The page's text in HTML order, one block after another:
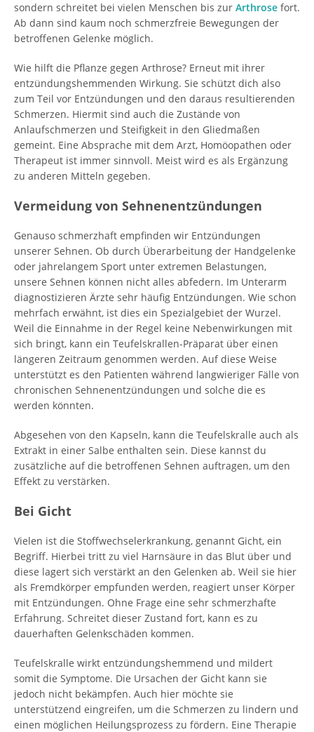
sondern schreitet bei vielen Menschen bis zur Arthrose fort.
Ab dann sind kaum noch schmerzfreie Bewegungen der
betroffenen Gelenke möglich.
Wie hilft die Pflanze gegen Arthrose? Erneut mit ihrer
entzündungshemmenden Wirkung. Sie schützt dich also
zum Teil vor Entzündungen und den daraus resultierenden
Schmerzen. Hiermit sind auch die Zustände von
Anlaufschmerzen und Steifigkeit in den Gliedmaßen
gemeint. Eine Absprache mit dem Arzt, Homöopathen oder
Therapeut ist immer sinnvoll. Meist wird es als Ergänzung
zu anderen Mitteln gegeben.
Vermeidung von Sehnenentzündungen
Genauso schmerzhaft empfinden wir Entzündungen
unserer Sehnen. Ob durch Überarbeitung der Handgelenke
oder jahrelangem Sport unter extremen Belastungen,
unsere Sehnen können nicht alles abfedern. Im Unterarm
diagnostizieren Ärzte sehr häufig Entzündungen. Wie schon
mehrfach erwähnt, ist dies ein Spezialgebiet der Wurzel.
Weil die Einnahme in der Regel keine Nebenwirkungen mit
sich bringt, kann ein Teufelskrallen-Präparat über einen
längeren Zeitraum genommen werden. Auf diese Weise
unterstützt es den Patienten während langwieriger Fälle von
chronischen Sehnenentzündungen und solche die es
werden könnten.
Abgesehen von den Kapseln, kann die Teufelskralle auch als
Extrakt in einer Salbe enthalten sein. Diese kannst du
zusätzliche auf die betroffenen Sehnen auftragen, um den
Effekt zu verstärken.
Bei Gicht
Vielen ist die Stoffwechselerkrankung, genannt Gicht, ein
Begriff. Hierbei tritt zu viel Harnsäure in das Blut über und
diese lagert sich verstärkt an den Gelenken ab. Weil sie hier
als Fremdkörper empfunden werden, reagiert unser Körper
mit Entzündungen. Ohne Frage eine sehr schmerzhafte
Erfahrung. Schreitet dieser Zustand fort, kann es zu
dauerhaften Gelenkschäden kommen.
Teufelskralle wirkt entzündungshemmend und mildert
somit die Symptome. Die Ursachen der Gicht kann sie
jedoch nicht bekämpfen. Auch hier möchte sie
unterstützend eingreifen, um die Schmerzen zu lindern und
einen möglichen Heilungsprozess zu fördern. Eine Therapie